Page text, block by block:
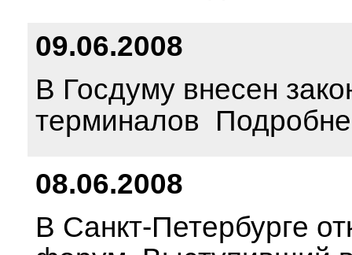
09.06.2008
В Госдуму внесен
терминалов
08.06.2008
В Санкт-Петербурге